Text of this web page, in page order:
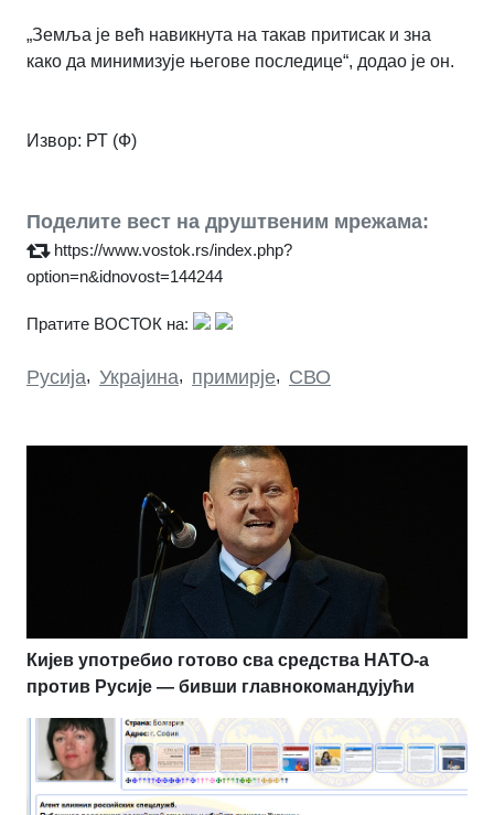
„Земља је већ навикнута на такав притисак и зна
како да минимизује његове последице“, додао је он.
Извор: РТ (Ф)
Поделите вест на друштвеним мрежама:
https://www.vostok.rs/index.php?
option=n&idnovost=144244
Пратите ВОСТОК на:
Русија, Украјина, примирје, СВО
Кијев употребио готово сва средства НАТО-а
против Русије — бивши главнокомандујући